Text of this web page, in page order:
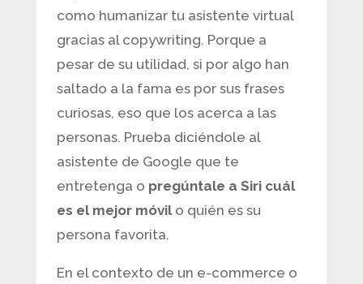
como humanizar tu asistente virtual
gracias al copywriting. Porque a
pesar de su utilidad, si por algo han
saltado a la fama es por sus frases
curiosas, eso que los acerca a las
personas. Prueba diciéndole al
asistente de Google que te
entretenga o pregúntale a Siri cuál
es el mejor móvilo quién es su
persona favorita.
En el contexto de un e-commerce o